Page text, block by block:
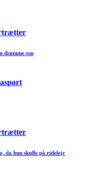
drømme om
da hun skulle på ridelejr